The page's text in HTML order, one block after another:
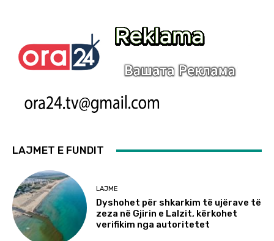
LAJMET E FUNDIT
LAJME
Dyshohet për shkarkim të ujërave të
zeza në Gjirin e Lalzit, kërkohet
verifikim nga autoritetet